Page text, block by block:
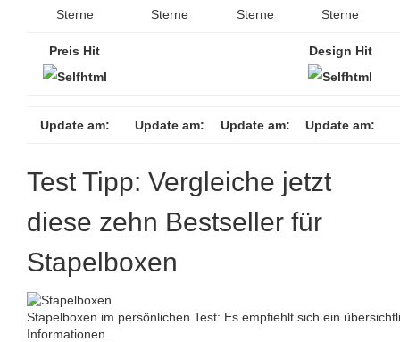
Sterne
Sterne
Sterne
Sterne
Preis Hit Design Hit
Update am: Update am: Update am: Update am:
Test Tipp: Vergleiche jetzt
diese zehn Bestseller für
Stapelboxen
Stapelboxen im persönlichen Test: Es empfiehlt sich ein
Informationen.